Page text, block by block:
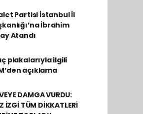
Partisi İstanbul İl
İbrahim
Atandı
plakalarıyla ilgili
açıklama
DAMGA VURDU:
İZGİ TÜM DİKKATLERİ